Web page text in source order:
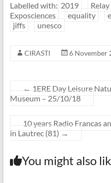
Labelled with: 2019
Exposciences
equality
jiffs
unesco
CIRASTI 6 November
← 1ERE Day Leisure
Museum – 25/10/18
10 years Radio Francas
in Lautrec (81) →
You might also